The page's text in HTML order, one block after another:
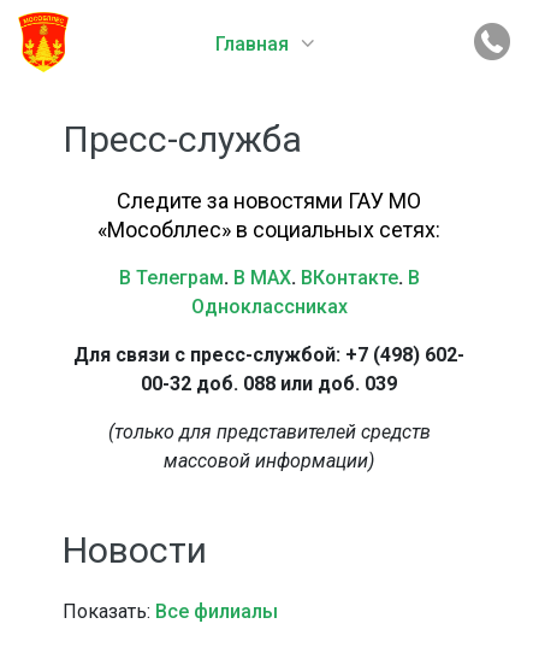
Главная
Пресс-служба
Следите за новостями ГАУ МО
«Мособллес» в социальных сетях:
В Телеграм. В MAX. ВКонтакте. В
Одноклассниках
Для связи с пресс-службой: +7 (498) 602-
00-32 доб. 088 или доб. 039
(только для представителей средств
массовой информации)
Новости
Показать: Все филиалы